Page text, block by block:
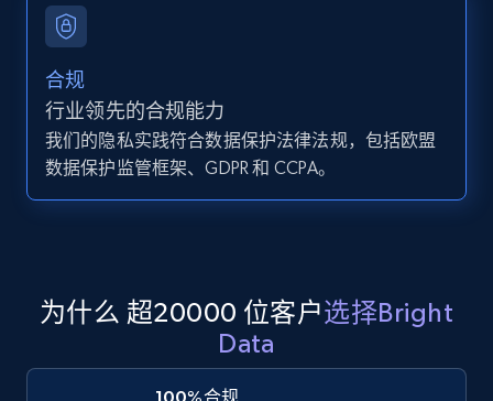
Zillow properties listing information -
Search by parameters on zillow and use the
direct link as input
Zpid, City, State, HomeStatus, Address,
12K+ 注册使用
合规
行业领先的合规能力
我们的隐私实践符合数据保护法律法规，包括欧盟
数据保护监管框架、GDPR 和 CCPA。
为什么 超20000 位客户选择Bright
Data
100%合规